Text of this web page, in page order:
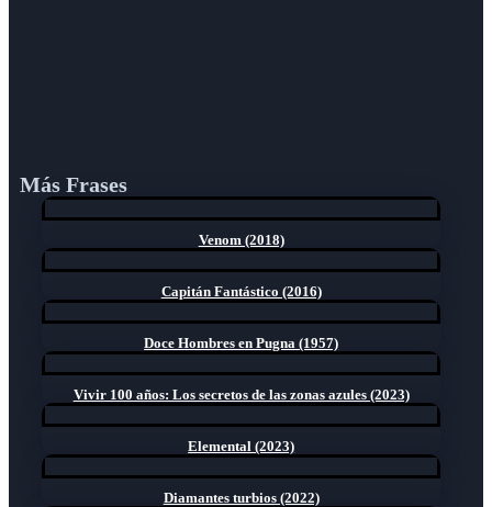
Más Frases
Venom (2018)
Capitán Fantástico (2016)
Doce Hombres en Pugna (1957)
Vivir 100 años: Los secretos de las zonas azules (2023)
Elemental (2023)
Diamantes turbios (2022)